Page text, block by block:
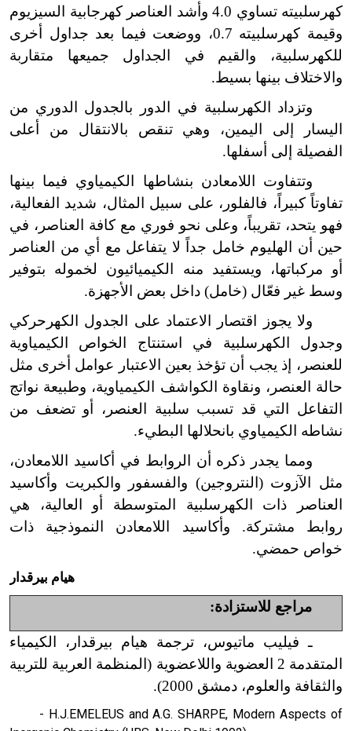
كهرسلبيته تساوي 4.0 وأشد العناصر كهرجابية السيزيوم
وقيمة كهرسلبيته 0.7، ووضعت فيما بعد جداول أخرى
للكهرسلبية، والقيم في الجداول جميعها متقاربة
والاختلاف بينها بسيط.
وتزداد الكهرسلبية في الدور بالجدول الدوري من
اليسار إلى اليمين، وهي تنقص بالانتقال من أعلى
الفصيلة إلى أسفلها.
وتتفاوت اللامعادن بنشاطها الكيمياوي فيما بينها
تفاوتاً كبيراً، فالفلور، على سبيل المثال، شديد الفعالية،
فهو يتحد، تقريباً، وعلى نحو فوري مع كافة العناصر، في
حين أن الهليوم خامل جداً لا يتفاعل مع أي من العناصر
أو مركباتها، ويستفيد منه الكيميائيون لخموله بتوفير
وسط غير فعّال (خامل) داخل بعض الأجهزة.
ولا يجوز اقتصار الاعتماد على الجدول الكهرحركي
وجدول الكهرسلبية في استنتاج الخواص الكيمياوية
للعنصر، إذ يجب أن تؤخذ بعين الاعتبار عوامل أخرى مثل
حالة العنصر، ونقاوة الكواشف الكيمياوية، وطبيعة نواتج
التفاعل التي قد تسبب سلبية العنصر، أو تضعف من
نشاطه الكيمياوي بانحلالها البطيء.
ومما يجدر ذكره أن الروابط في أكاسيد اللامعادن،
مثل الآزوت (النتروجين) والفسفور والكبريت وأكاسيد
العناصر ذات الكهرسلبية المتوسطة أو العالية، هي
روابط مشتركة. وأكاسيد اللامعادن النموذجية ذات
خواص حمضي.
هيام بيرقدار
مراجع للاستزادة:
ـ فيليب ماتيوس، ترجمة هيام بيرقدار، الكيمياء
المتقدمة 2 العضوية واللاعضوية (المنظمة العربية للتربية
والثقافة والعلوم، دمشق 2000).
- H.J.EMELEUS and A.G. SHARPE, Modern Aspects of